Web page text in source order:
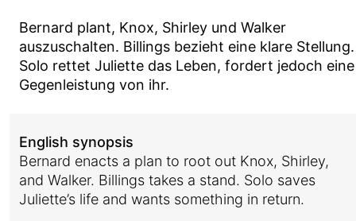
Bernard plant, Knox, Shirley und Walker
auszuschalten. Billings bezieht eine klare Stellung.
Solo rettet Juliette das Leben, fordert jedoch eine
Gegenleistung von ihr.
English synopsis
Bernard enacts a plan to root out Knox, Shirley,
and Walker. Billings takes a stand. Solo saves
Juliette’s life and wants something in return.